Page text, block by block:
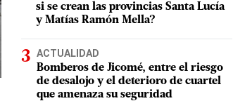
si se crean las provincias Santa Lucía
y Matías Ramón Mella?
ACTUALIDAD
Bomberos de Jicomé, entre el riesgo
de desalojo y el deterioro de cuartel
que amenaza su seguridad